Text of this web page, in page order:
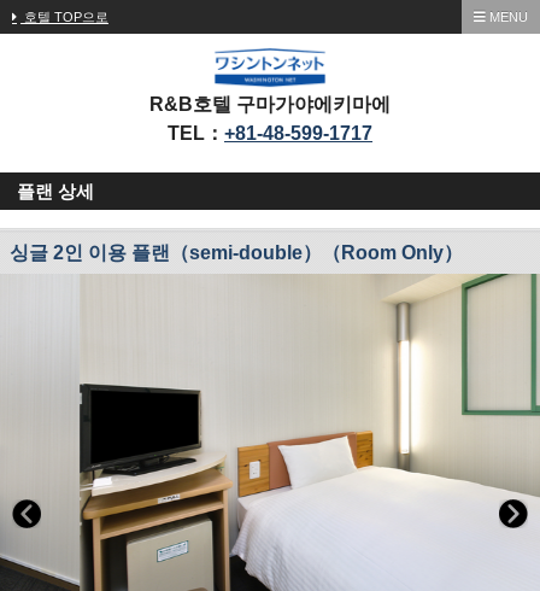
호텔 TOP으로 MENU
R&B호텔 구마가야에키마에
TEL： +81-48-599-1717
플랜 상세
싱글 2인 이용 플랜（semi-double）（Room Only）